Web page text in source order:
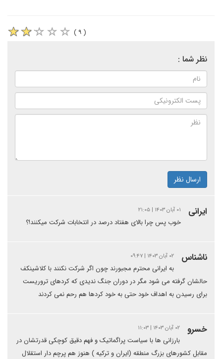
( ۹ )
نظر شما :
ارسال نظر
ایرانی ۰۱ آبان ۱۴۰۳ | ۲۱:۰۵
خوب پس چرا بالای هفتاد درصد در انتخابات شرکت میکنند!؟
ناشناس ۰۲ آبان ۱۴۰۳ | ۰۹:۴۷
به ایرانی محترم مجبورند چون اگر شرکت نکنند با کلاشینکف
حالشان گرفته می شود مگر در دوران جنگ ندیدی که کردهای تروریست
برای رسیدن به اهداف خود حتی به خود کردها هم رحم نمی کردند
خسرو ۰۲ آبان ۱۴۰۳ | ۱۱:۰۳
بارزانی ها با سیاست پراگماتیک و فهم دقیق کوچکی قدرتشان در
مقابل کشورهای بزرگ منطقه (ایران و ترکیه ) هنوز هم پرچم دار استقلال